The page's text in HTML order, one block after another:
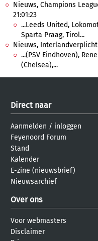
Nieuws, Champions
21:01:23
...Leeds United,
Sparta Praag, Tirol...
Nieuws,
...(PSV Eindhoven),
(Chelsea),...
Direct naar
Aanmelden / inloggen
Feyenoord Forum
Stand
Kalender
E-zine (nieuwsbrief)
Nieuwsarchief
Over ons
Voor webmasters
Disclaimer